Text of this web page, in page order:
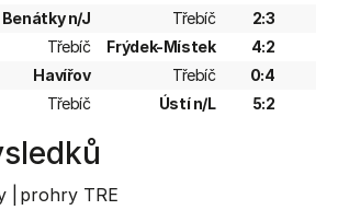
Benátky n/J Třebíč
2:3
Třebíč Frýdek-Místek
4:2
Havířov Třebíč
0:4
Třebíč Ústí n/L 5:2
prohry TRE